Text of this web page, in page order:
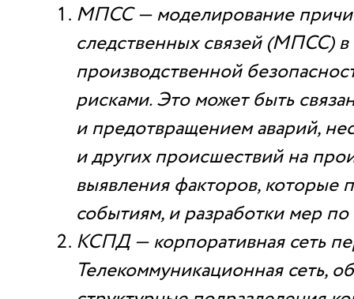
МПСС — моделирование
следственных связей (МПСС) в
производственной
рисками. Это может быть
и предотвращением аварий,
и других происшествий на
выявления факторов, которые
событиям, и разработки мер
КСПД — корпоративная сеть
Телекоммуникационная сеть,